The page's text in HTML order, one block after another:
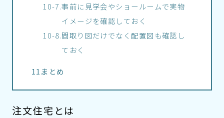
事前に見学会やショールームで実物
イメージを確認しておく
間取り図だけでなく配置図も確認し
ておく
まとめ
注文住宅とは